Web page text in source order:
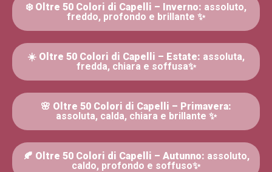
❄️ Oltre 50 Colori di Capelli – Inverno: assoluto,
freddo, profondo e brillante ✨
☀️ Oltre 50 Colori di Capelli – Estate: assoluta,
fredda, chiara e soffusa✨
🌸 Oltre 50 Colori di Capelli – Primavera:
assoluta, calda, chiara e brillante ✨
🍂 Oltre 50 Colori di Capelli – Autunno: assoluto,
caldo, profondo e soffuso✨